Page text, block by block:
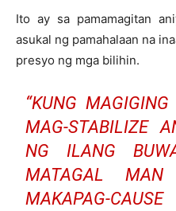
Ito ay sa pamamagitan
asukal ng pamahalaan na
presyo ng mga bilihin.
“KUNG
MAG-STABILIZE
NG ILANG
MATAGAL MAN
MAKAPAG-